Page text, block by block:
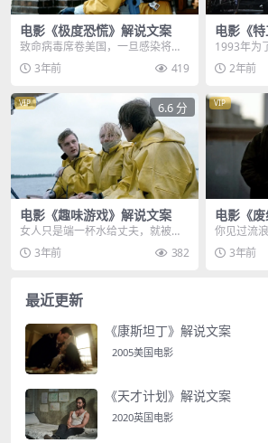
电影《极度恐慌》解说文案
致命病毒席卷美国，一旦感染将必
死无疑，恐怖程度远超埃博拉，哈
喽大家好，今天给大家...
3年前 419
电影《
1993年为
在国际上
年宣布将退
2年前
VIP 6.6 分
电影《趣味游戏》解说文案
女人只是端一杯水给丈夫，就被一
脚端飞，丈夫的腿已经被打断无法
动弹，不愿屈服的女人...
3年前 382
VIP
电影《
案
你见过流
义流浪汉
泊，以小
3年前
最近更新
《康斯坦丁》解说文案
2005美国电影
《天才计划》解说文案
2020英国电影